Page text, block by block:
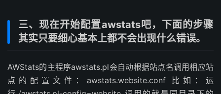
三、现在开始配置awstats吧，下面的步骤
其实只要细心基本上都不会出现什么错误。
AWStats的主程序awstats.pl会自动根据站点名调用相应站
点的配置文件：awstats.website.conf 比如：运